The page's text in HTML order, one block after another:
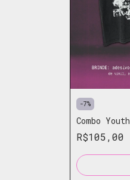
-7%
Combo Youth
R$105,00